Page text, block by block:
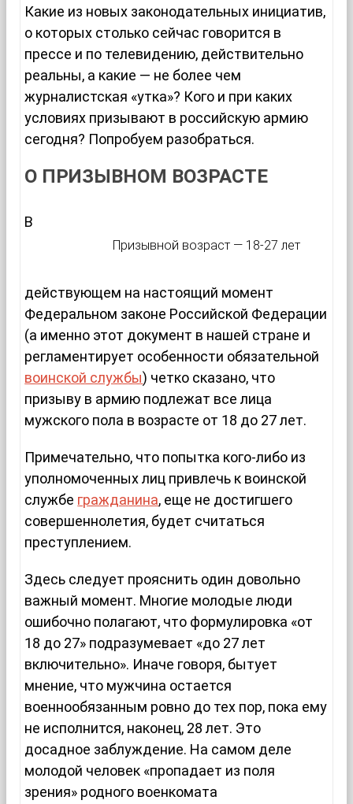
Какие из новых законодательных инициатив,
о которых столько сейчас говорится в
прессе и по телевидению, действительно
реальны, а какие — не более чем
журналистская «утка»? Кого и при каких
условиях призывают в российскую армию
сегодня? Попробуем разобраться.
О ПРИЗЫВНОМ ВОЗРАСТЕ
Призывной возраст — 18-27 лет
В
действующем на настоящий момент
Федеральном законе Российской Федерации
(а именно этот документ в нашей стране и
регламентирует особенности обязательной
воинской службы) четко сказано, что
призыву в армию подлежат все лица
мужского пола в возрасте от 18 до 27 лет.
Примечательно, что попытка кого-либо из
уполномоченных лиц привлечь к воинской
службе гражданина, еще не достигшего
совершеннолетия, будет считаться
преступлением.
Здесь следует прояснить один довольно
важный момент. Многие молодые люди
ошибочно полагают, что формулировка «от
18 до 27» подразумевает «до 27 лет
включительно». Иначе говоря, бытует
мнение, что мужчина остается
военнообязанным ровно до тех пор, пока ему
не исполнится, наконец, 28 лет. Это
досадное заблуждение. На самом деле
молодой человек «пропадает из поля
зрения» родного военкомата